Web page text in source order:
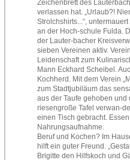
Zeichenbrett des
verlassen hat. „Urlaub?!
Strolchshirts...“,
an der Hoch-schule Fulda.
der Lauter-bacher
sieben Vereinen aktiv.
Leidenschaft zum
Mann Eckhard Scheibel.
Kochherd. Mit dem Verein
zum Stadtjubiläum das
aus der Taufe gehoben und
riesengroße Tafel verwan-
einen Tisch gebracht.
Nahrungsaufnahme.
Beruf und Kochen? Im
hilft ein guter Freund.
Brigitte den Hilfskoch und